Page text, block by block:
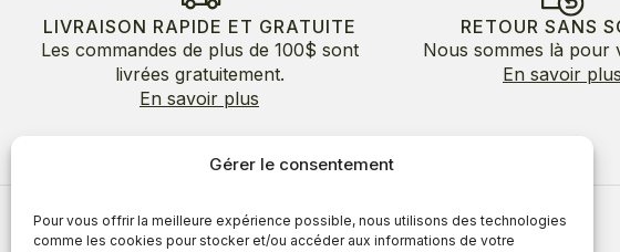
Gérer le consentement
Pour vous offrir la meilleure expérience possible, nous utilisons des technologies
comme les cookies pour stocker et/ou accéder aux informations de votre
LIVRAISON RAPIDE ET GRATUITE
Les commandes de plus de 100$ sont
livrées gratuitement.
En savoir plus
RETOUR SANS
Nous sommes là pour
En savoir plus
À propos de nous